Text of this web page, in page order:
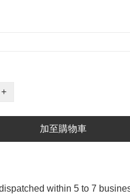
+
加至購物車
within 5 to 7